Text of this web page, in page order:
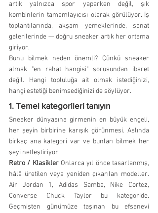
artık yalnızca spor yaparken değil, şık
kombinlerin tamamlayıcısı olarak görülüyor. İş
toplantılarında, akşam yemeklerinde, sanat
galerilerinde — doğru sneaker artık her ortama
giriyor.
Bunu bilmek neden önemli? Çünkü sneaker
almak "en rahat hangisi" sorusundan ibaret
değil. Hangi topluluğa ait olmak istediğinizi,
hangi estetiği benimsediğinizi de söylüyor.
1. Temel kategorileri tanıyın
Sneaker dünyasına girmenin en büyük engeli,
her şeyin birbirine karışık görünmesi. Aslında
birkaç ana kategori var ve bunları bilmek her
şeyi netleştiriyor.
Retro / Klasikler Onlarca yıl önce tasarlanmış,
hâlâ üretilen veya yeniden çıkarılan modeller.
Air Jordan 1, Adidas Samba, Nike Cortez,
Converse Chuck Taylor bu kategoride.
Geçmişten günümüze taşınan bu efsanevi